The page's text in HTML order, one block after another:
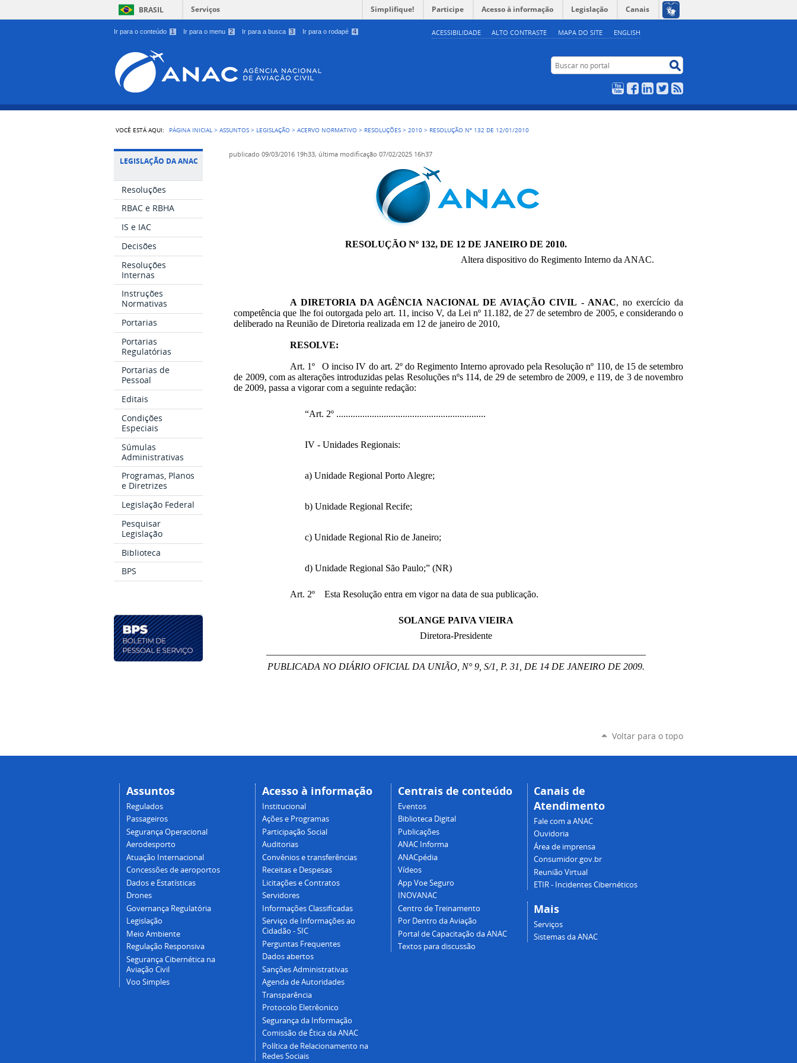
Ir para o conteúdo 1 Ir para o menu 2 Ir para a busca 3 Ir para o rodapé 4 ACESSIBILIDADE ALTO CONTRASTE MAPA DO SITE ENGLISH
BRASIL Serviços Simplifique! Participe Acesso à informação Legislação Canais
Buscar no portal
YouTubeFacebookLinkedIn
Twitter
VOCÊ ESTÁ AQUI: PÁGINA INICIAL >ASSUNTOS > LEGISLAÇÃO >ACERVO NORMATIVO > RESOLUÇÕES >2010 > RESOLUÇÃO Nº 132 DE 12/01/2010
LEGISLAÇÃO DA ANAC
Resoluções
RBAC e RBHA
IS e IAC
Decisões
Resoluções
Internas
Instruções
Normativas
Portarias
Portarias
Regulatórias
Portarias de
Pessoal
Editais
Condições
Especiais
Súmulas
Administrativas
Programas, Planos
e Diretrizes
Legislação Federal
Pesquisar
Legislação
Biblioteca
BPS
publicado 09/03/2016 19h33, última modificação 07/02/2025 16h37
RESOLUÇÃO Nº 132, DE 12 DE JANEIRO DE 2010.
Altera dispositivo do Regimento Interno da ANAC.
A DIRETORIA DA AGÊNCIA NACIONAL DE AVIAÇÃO CIVIL - ANAC, no exercício da
competência que lhe foi outorgada pelo art. 11, inciso V, da Lei nº 11.182, de 27 de setembro de 2005, e considerando o
deliberado na Reunião de Diretoria realizada em 12 de janeiro de 2010,
RESOLVE:
Art. 1º O inciso IV do art. 2º do Regimento Interno aprovado pela Resolução nº 110, de 15 de setembro
de 2009, com as alterações introduzidas pelas Resoluções nºs 114, de 29 de setembro de 2009, e 119, de 3 de novembro
de 2009, passa a vigorar com a seguinte redação:
“Art. 2º ...............................................................
IV - Unidades Regionais:
a) Unidade Regional Porto Alegre;
b) Unidade Regional Recife;
c) Unidade Regional Rio de Janeiro;
d) Unidade Regional São Paulo;” (NR)
Art. 2º Esta Resolução entra em vigor na data de sua publicação.
SOLANGE PAIVA VIEIRA
Diretora-Presidente
PUBLICADA NO DIÁRIO OFICIAL DA UNIÃO, N° 9, S/1, P. 31, DE 14 DE JANEIRO DE 2009.
Voltar para o topo
Assuntos
Regulados
Passageiros
Segurança Operacional
Aerodesporto
Atuação Internacional
Concessões de aeroportos
Dados e Estatísticas
Drones
Governança Regulatória
Legislação
Meio Ambiente
Regulação Responsiva
Segurança Cibernética na
Aviação Civil
Voo Simples
Acesso à informação
Institucional
Ações e Programas
Participação Social
Auditorias
Convênios e transferências
Receitas e Despesas
Licitações e Contratos
Servidores
Informações Classificadas
Serviço de Informações ao
Cidadão - SIC
Perguntas Frequentes
Dados abertos
Sanções Administrativas
Agenda de Autoridades
Transparência
Protocolo Eletrêonico
Segurança da Informação
Comissão de Ética da ANAC
Política de Relacionamento na
Redes Sociais
Centrais de conteúdo
Eventos
Biblioteca Digital
Publicações
ANAC Informa
ANACpédia
Vídeos
App Voe Seguro
INOVANAC
Centro de Treinamento
Por Dentro da Aviação
Portal de Capacitação da ANAC
Textos para discussão
Canais de
Atendimento
Fale com a ANAC
Ouvidoria
Área de imprensa
Consumidor.gov.br
Reunião Virtual
ETIR - Incidentes Cibernéticos
Mais
Serviços
Sistemas da ANAC